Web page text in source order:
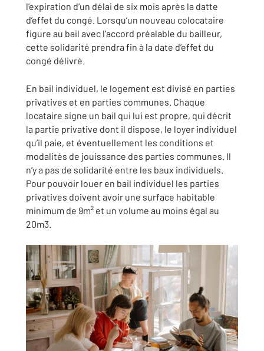
l’expiration d’un délai de six mois après la datte
d’effet du congé. Lorsqu’un nouveau colocataire
figure au bail avec l’accord préalable du bailleur,
cette solidarité prendra fin à la date d’effet du
congé délivré.
En bail individuel, le logement est divisé en parties
privatives et en parties communes. Chaque
locataire signe un bail qui lui est propre, qui décrit
la partie privative dont il dispose, le loyer individuel
qu’il paie, et éventuellement les conditions et
modalités de jouissance des parties communes. Il
n’y a pas de solidarité entre les baux individuels.
Pour pouvoir louer en bail individuel les parties
privatives doivent avoir une surface habitable
minimum de 9m² et un volume au moins égal au
20m3.